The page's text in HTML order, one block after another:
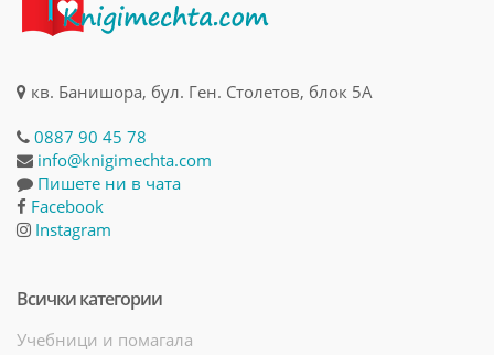
кв. Банишора, бул. Ген. Столетов, блок 5А
0887 90 45 78
info@knigimechta.com
Пишете ни в чата
Facebook
Instagram
Всички категории
Учебници и помагала